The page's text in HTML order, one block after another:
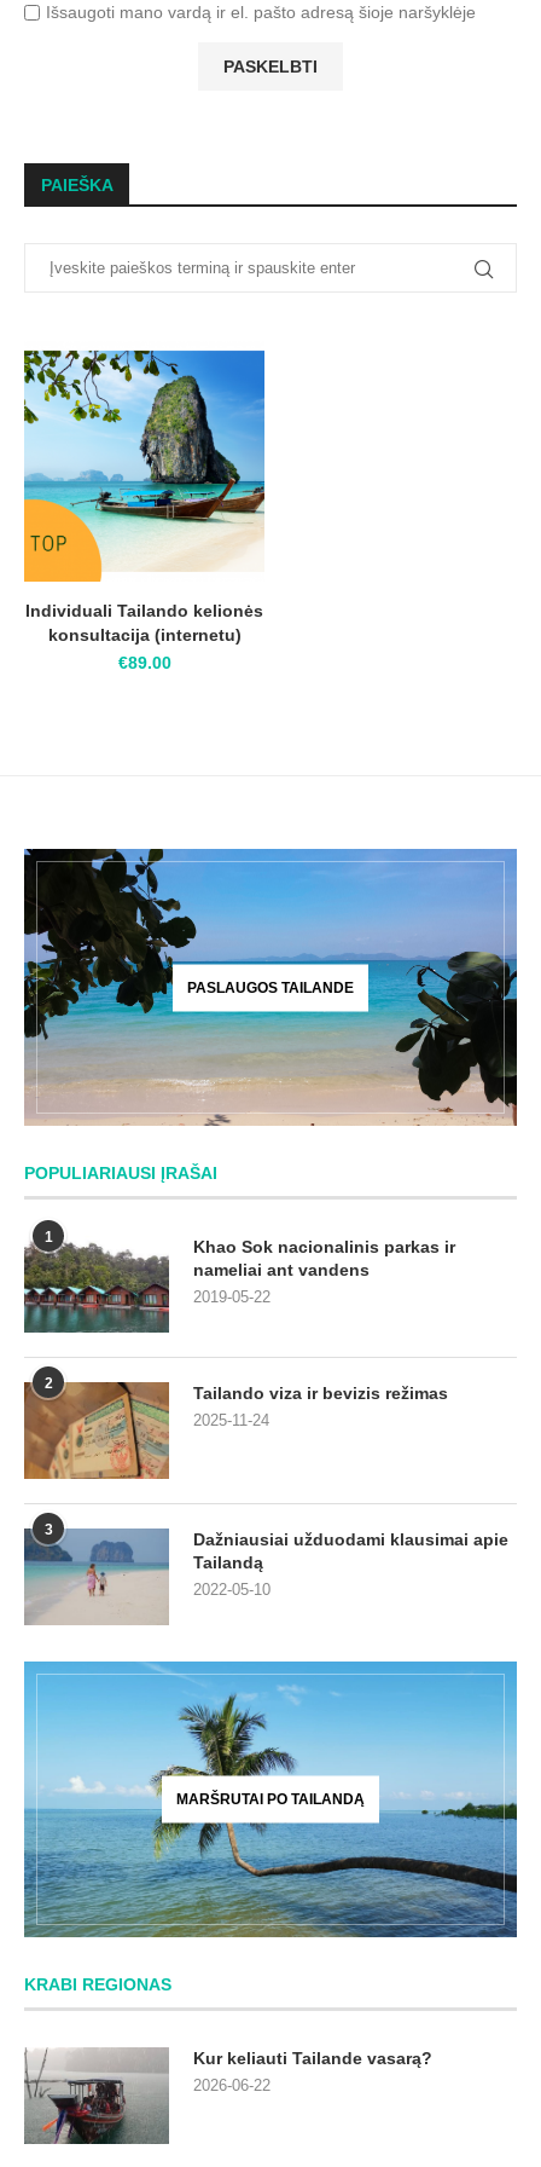
Išsaugoti mano vardą ir el. pašto adresą šioje naršyklėje
PAIEŠKA
Individuali Tailando kelionės
konsultacija (internetu)
€89.00
PASLAUGOS TAILANDE
POPULIARIAUSI ĮRAŠAI
1
Khao Sok nacionalinis parkas ir
nameliai ant vandens
2019-05-22
2 Tailando viza ir bevizis režimas
2025-11-24
3
Dažniausiai užduodami klausimai apie
Tailandą
2022-05-10
MARŠRUTAI PO TAILANDĄ
KRABI REGIONAS
Kur keliauti Tailande vasarą?
2026-06-22